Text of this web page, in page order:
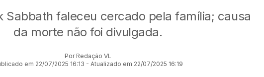
Sabbath faleceu cercado pela família; causa
da morte não foi divulgada.
Por Redação VL
em 22/07/2025 16:13 - Atualizado em 22/07/2025 16:19